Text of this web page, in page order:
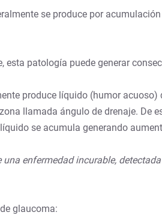
se produce por
esta patología puede generar
produce líquido (humor
llamada ángulo de drenaje. De
se acumula generando
una enfermedad incurable,
glaucoma: